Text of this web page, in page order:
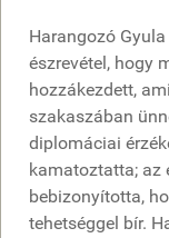
Harangozó
észrevétel, hogy
hozzákezdett,
szakaszában
diplomáciai
kamatoztatta; az
bebizonyította,
tehetséggel bír.